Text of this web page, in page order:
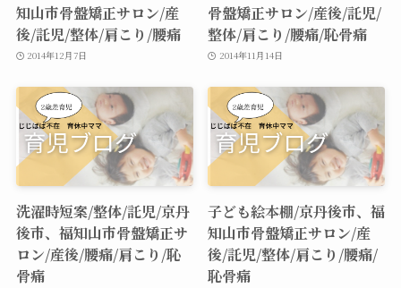
知山市骨盤矯正サロン/産
後/託児/整体/肩こり/腰痛
2014年12月7日
骨盤矯正サロン/産後/託児/
整体/肩こり/腰痛/恥骨痛
2014年11月14日
洗濯時短案/整体/託児/京丹
後市、福知山市骨盤矯正サ
ロン/産後/腰痛/肩こり/恥
骨痛
子ども絵本棚/京丹後市、福
知山市骨盤矯正サロン/産
後/託児/整体/肩こり/腰痛/
恥骨痛